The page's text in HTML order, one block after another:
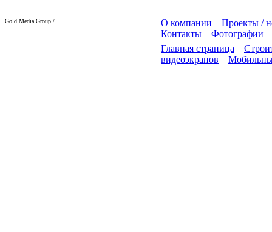
О компании
Проекты /
Контакты
Фотографии
Главная страница
видеоэкранов
Gold Media Group /